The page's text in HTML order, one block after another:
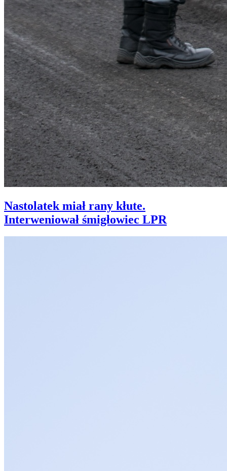
Nastolatek miał rany kłute.
Interweniował śmigłowiec LPR